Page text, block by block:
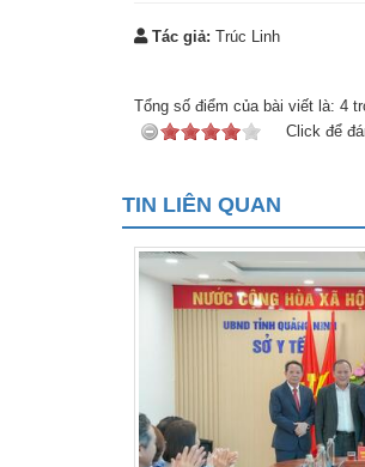
Tác giả: Trúc Linh
Tổng số điểm của bài viết là: 4
Click để
TIN LIÊN QUAN